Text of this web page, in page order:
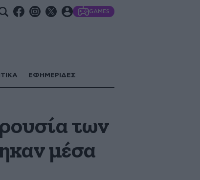
GAMES
ΕΦΗΜΕΡΙΔΕΣ
των
μέσα